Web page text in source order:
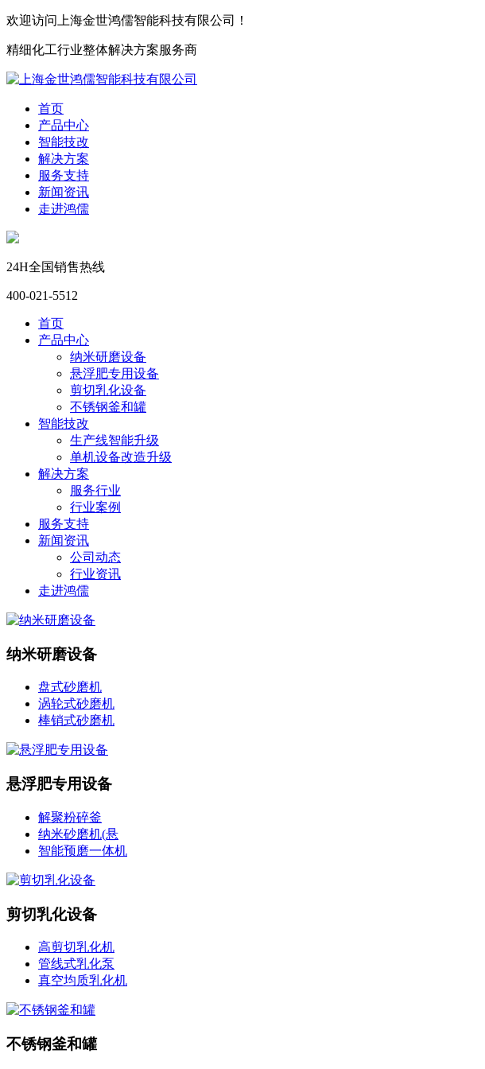
欢迎访问上海金世鸿儒智能科技有限公司！
精细化工行业整体解决方案服务商
首页
产品中心
智能技改
解决方案
服务支持
新闻资讯
走进鸿儒
24H全国销售热线
400-021-5512
首页
产品中心
纳米研磨设备
悬浮肥专用设备
剪切乳化设备
不锈钢釜和罐
智能技改
生产线智能升级
单机设备改造升级
解决方案
服务行业
行业案例
服务支持
新闻资讯
公司动态
行业资讯
走进鸿儒
纳米研磨设备
盘式砂磨机
涡轮式砂磨机
棒销式砂磨机
悬浮肥专用设备
解聚粉碎釜
纳米砂磨机(悬
智能预磨一体机
剪切乳化设备
高剪切乳化机
管线式乳化泵
真空均质乳化机
不锈钢釜和罐